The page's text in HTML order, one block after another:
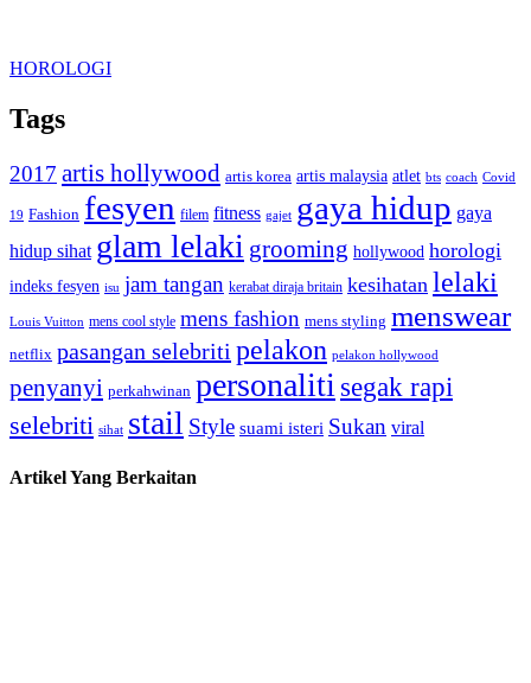
HOROLOGI
Tags
2017 artis hollywood artis korea artis malaysia atlet bts coach Covid
19 Fashion fesyen filem fitness gajet gaya hidup gaya
hidup sihat glam lelaki grooming hollywood horologi
indeks fesyen isu jam tangan kerabat diraja britain kesihatan lelaki
Louis Vuitton mens cool style mens fashion mens styling menswear
netflix pasangan selebriti pelakon pelakon hollywood
penyanyi perkahwinan personaliti segak rapi
selebriti sihat stail Style suami isteri Sukan viral
Artikel Yang Berkaitan